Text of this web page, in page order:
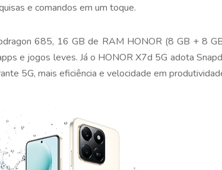
e comandos em um toque.
685, 16 GB de RAM HONOR (8 GB + 8
e jogos leves. Já o HONOR X7d 5G adota
5G, mais eficiência e velocidade em